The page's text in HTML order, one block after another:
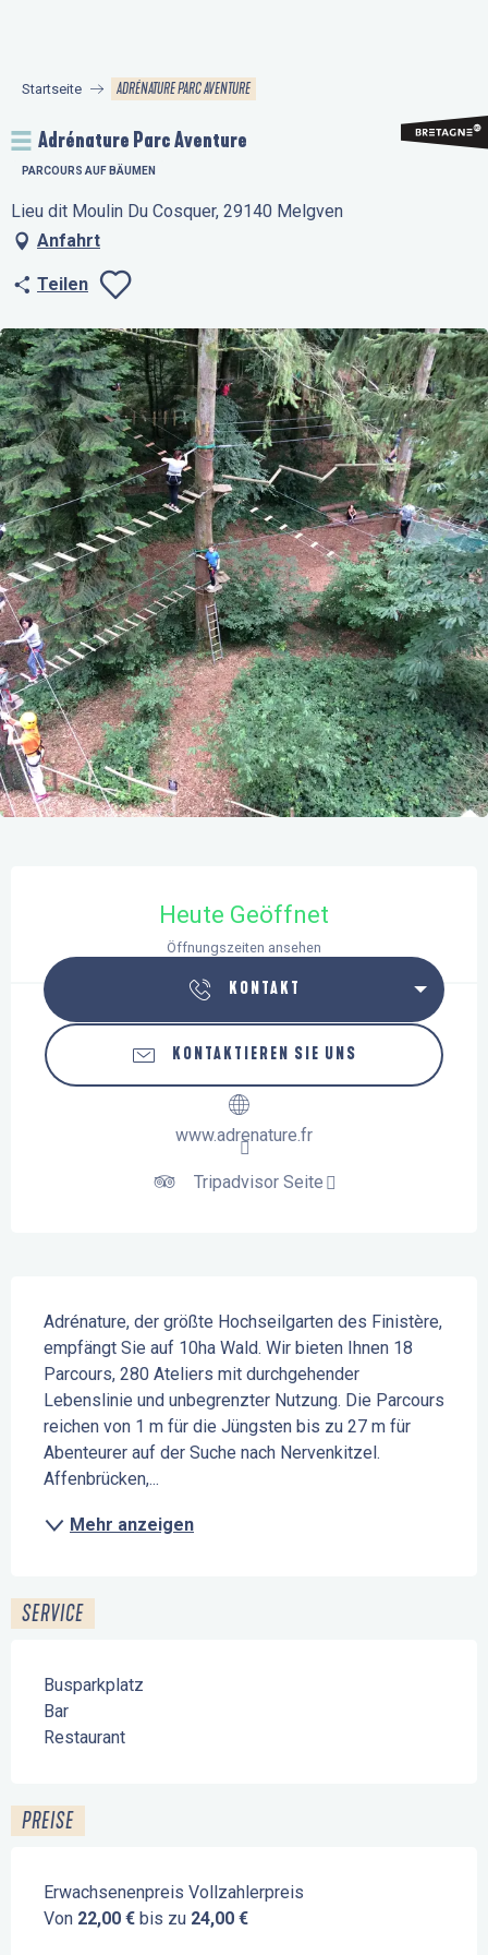
principal
Startseite ADRÉNATURE PARC AVENTURE
Adrénature Parc Aventure
PARCOURS AUF BÄUMEN
Lieu dit Moulin Du Cosquer, 29140 Melgven
Anfahrt
Teilen
Ajouter aux
Heute Geöffnet
Öffnungszeiten ansehen
KONTAKT
KONTAKTIEREN SIE UNS
www.adrenature.fr
Tripadvisor Seite
Adrénature, der größte Hochseilgarten des Finistère,
empfängt Sie auf 10ha Wald. Wir bieten Ihnen 18
Parcours, 280 Ateliers mit durchgehender
Lebenslinie und unbegrenzter Nutzung. Die Parcours
reichen von 1 m für die Jüngsten bis zu 27 m für
Abenteurer auf der Suche nach Nervenkitzel.
Affenbrücken,...
Mehr anzeigen
SERVICE
Busparkplatz
Bar
Restaurant
PREISE
Erwachsenenpreis Vollzahlerpreis
Von 22,00 € bis zu 24,00 €